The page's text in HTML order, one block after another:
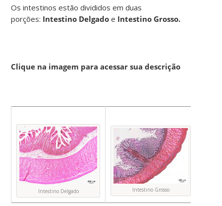
Os intestinos estão divididos em duas
porções: Intestino Delgado e Intestino Grosso.
Clique na imagem para acessar sua descrição
Intestino Delgado Intestino Grosso